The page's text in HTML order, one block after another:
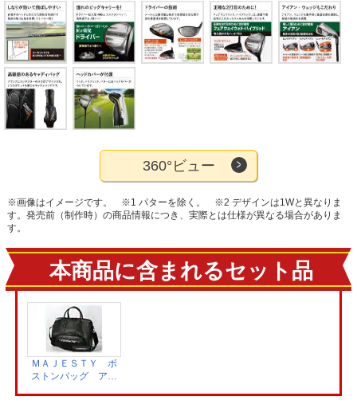
360°ビュー
※画像はイメージです。 ※1 パターを除く。
※2 デザインは1Wと異なりま
す。発売前（制作時）の商品情報につき、実際とは仕様が異なる場合がありま
す。
本商品に含まれるセット品
ＭＡＪＥＳＴＹ ボ
ストンバッグ アイ